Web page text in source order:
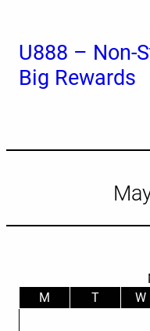
content
U888 – Non-
Big Rewards
M
T W